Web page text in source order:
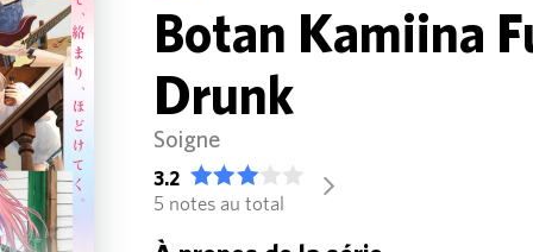
Botan Kamiina
Drunk
Soigne
3.2
5 notes au total
arrow_forward_ios